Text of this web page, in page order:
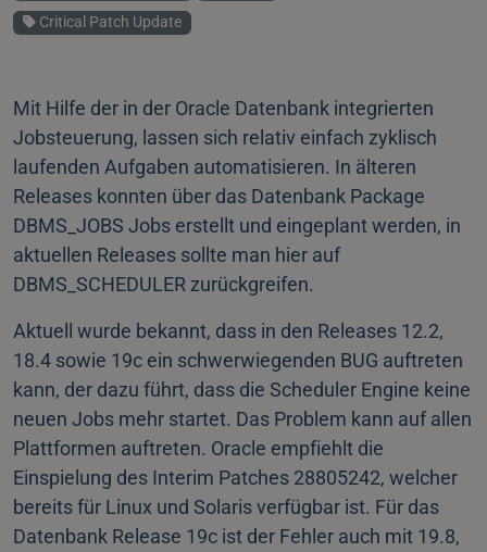
Schlagwort
Critical Patch Update
Mit Hilfe der in der Oracle Datenbank integrierten
Jobsteuerung, lassen sich relativ einfach zyklisch
laufenden Aufgaben automatisieren. In älteren
Releases konnten über das Datenbank Package
DBMS_JOBS Jobs erstellt und eingeplant werden, in
aktuellen Releases sollte man hier auf
DBMS_SCHEDULER zurückgreifen.
Aktuell wurde bekannt, dass in den Releases 12.2,
18.4 sowie 19c ein schwerwiegenden BUG auftreten
kann, der dazu führt, dass die Scheduler Engine keine
neuen Jobs mehr startet. Das Problem kann auf allen
Plattformen auftreten. Oracle empfiehlt die
Einspielung des Interim Patches 28805242, welcher
bereits für Linux und Solaris verfügbar ist. Für das
Datenbank Release 19c ist der Fehler auch mit 19.8,